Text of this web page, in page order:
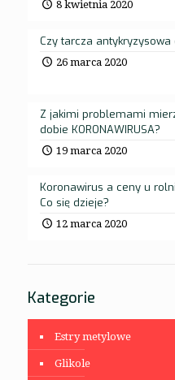
8 kwietnia 2020
Czy tarcza
26 marca 2020
Z jakimi problemami
dobie KORONAWIRUSA?
19 marca 2020
Koronawirus a ceny u
Co się dzieje?
12 marca 2020
Kategorie
Estry metylowe
Glikole